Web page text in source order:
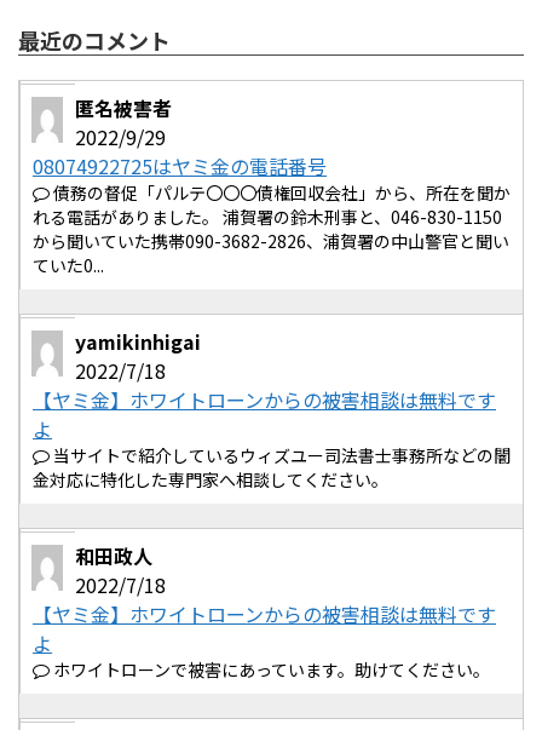
最近のコメント
匿名被害者
2022/9/29
08074922725はヤミ金の電話番号
債務の督促「パルテ〇〇〇債権回収会社」から、所在を聞か
れる電話がありました。 浦賀署の鈴木刑事と、046-830-1150
から聞いていた携帯090-3682-2826、浦賀署の中山警官と聞い
ていた0...
yamikinhigai
2022/7/18
【ヤミ金】ホワイトローンからの被害相談は無料です
よ
当サイトで紹介しているウィズユー司法書士事務所などの闇
金対応に特化した専門家へ相談してください。
和田政人
2022/7/18
【ヤミ金】ホワイトローンからの被害相談は無料です
よ
ホワイトローンで被害にあっています。助けてください。